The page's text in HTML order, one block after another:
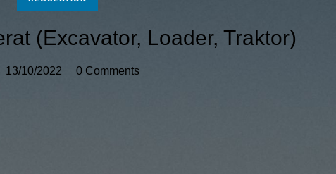
(Excavator, Loader, Traktor)
13/10/2022 0 Comments